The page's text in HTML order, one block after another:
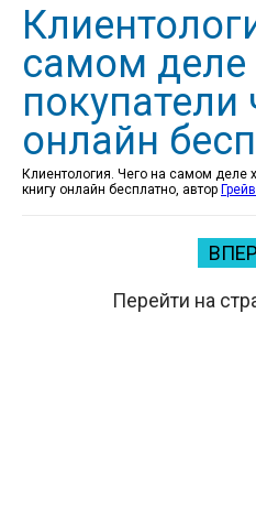
самом деле
покупатели
онлайн
Клиентология. Чего на самом деле
книгу онлайн бесплатно, автор
Перейти на